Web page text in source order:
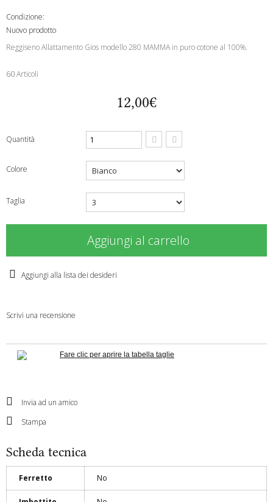
Condizione:
Nuovo prodotto
Reggiseno Allattamento Gios modello 280 MAMMA in puro cotone al 100%.
60Articoli
12,00€
Quantità
Colore
Taglia
Aggiungi al carrello
Aggiungi alla lista dei desideri
Scrivi una recensione
Fare clic per aprire la tabella taglie
Invia ad un amico
Stampa
Scheda tecnica
Ferretto No